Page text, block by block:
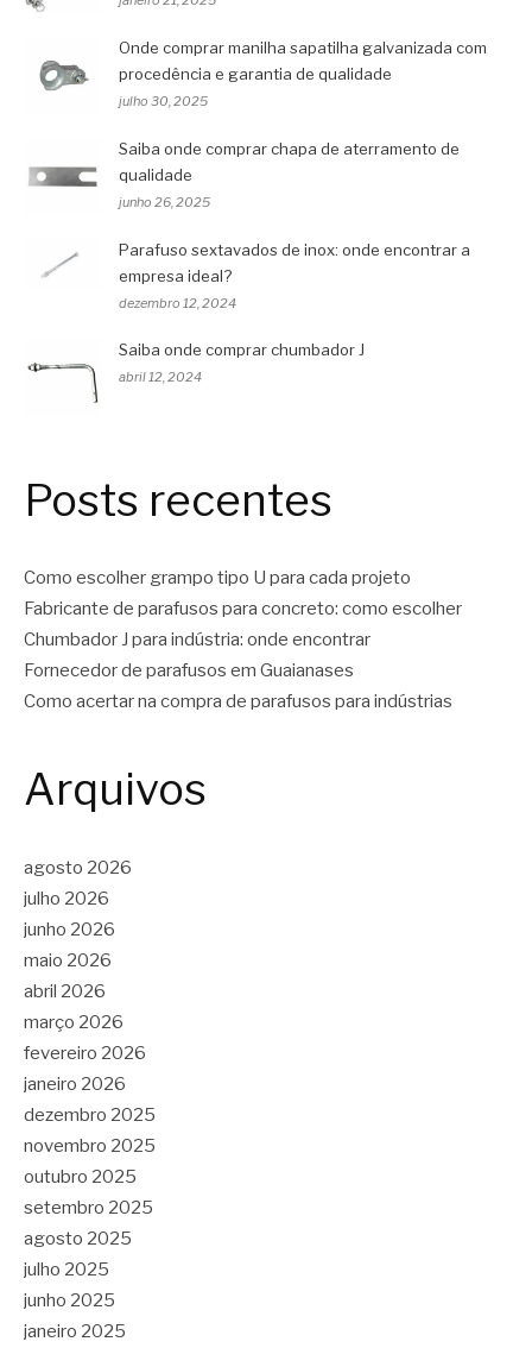
Onde comprar manilha sapatilha galvanizada com
procedência e garantia de qualidade
julho 30, 2025
Saiba onde comprar chapa de aterramento de
qualidade
junho 26, 2025
Parafuso sextavados de inox: onde encontrar a
empresa ideal?
dezembro 12, 2024
Saiba onde comprar chumbador J
abril 12, 2024
Posts recentes
Como escolher grampo tipo U para cada projeto
Fabricante de parafusos para concreto: como escolher
Chumbador J para indústria: onde encontrar
Fornecedor de parafusos em Guaianases
Como acertar na compra de parafusos para indústrias
Arquivos
agosto 2026
julho 2026
junho 2026
maio 2026
abril 2026
março 2026
fevereiro 2026
janeiro 2026
dezembro 2025
novembro 2025
outubro 2025
setembro 2025
agosto 2025
julho 2025
junho 2025
janeiro 2025